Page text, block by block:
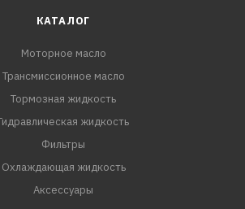
комплексные системы
класса 6 и ниже.
выбросы в окружающую
отложений в двигателе,
цилиндров и поршней.
КАТАЛОГ
Моторное масло
Трансмиссионное масло
Тормозная жидкость
жидкость
Фильтры
Охлаждающая жидкость
Аксессуары